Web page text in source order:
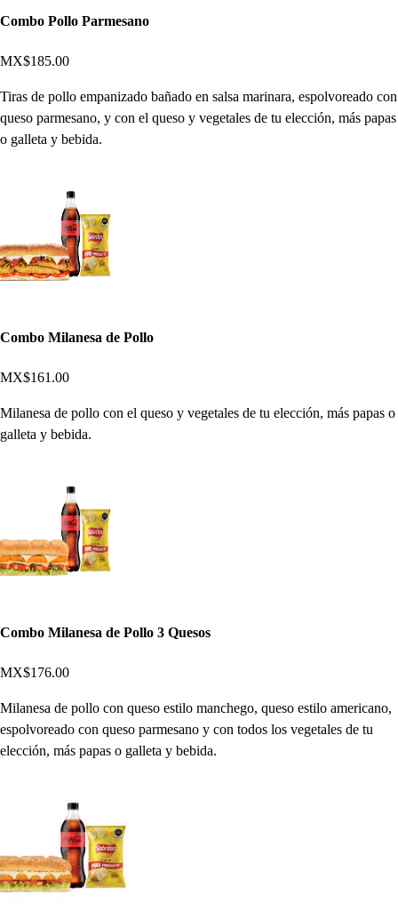
Combo Pollo Parmesano
MX$185.00
Tiras de pollo empanizado bañado en salsa marinara, espolvoreado con
queso parmesano, y con el queso y vegetales de tu elección, más papas
o galleta y bebida.
Combo Milanesa de Pollo
MX$161.00
Milanesa de pollo con el queso y vegetales de tu elección, más papas o
galleta y bebida.
Combo Milanesa de Pollo 3 Quesos
MX$176.00
Milanesa de pollo con queso estilo manchego, queso estilo americano,
espolvoreado con queso parmesano y con todos los vegetales de tu
elección, más papas o galleta y bebida.